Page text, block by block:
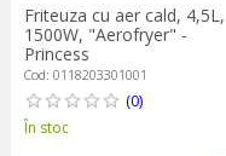
Friteuza cu aer cald, 4,5L,
1500W, "Aerofryer" -
Princess
Cod: 0118203301001
(0)
În stoc